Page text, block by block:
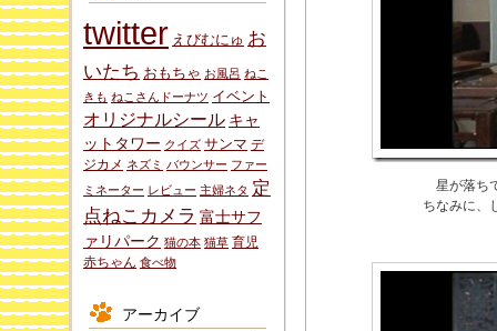
星が落ち
ちなみに、
twitter えびむにゅ お
いたち おもちゃ お風呂 ねこ
きも ねこさんドーナツ イベント
オリジナルシール キャ
ットタワー クイズ サンマ デ
ジカメ ネズミ バウンサー ファー
ミネーター レビュー 主婦ネタ 定
点ねこカメラ 富士サフ
ァリパーク 猫の本 猫草 育児
赤ちゃん 食べ物
アーカイブ